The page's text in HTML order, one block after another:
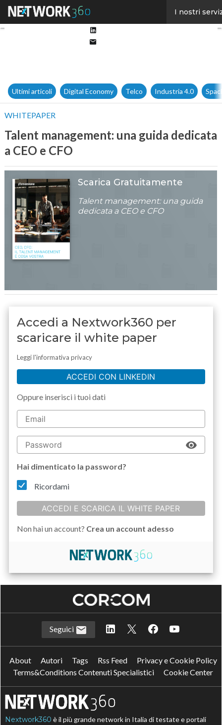
I nostri
Ultimi articoli Digital Economy Telco Industria 4.0
WHITEPAPER
Talent management: una guida dedicata
a CEO e CFO
Scarica Gratuitamente
Talent management: una guida
dedicata a CEO e CFO
Accedi a Nextwork360 per
scaricare il white paper
Leggi l'informativa privacy
ACCEDI CON LINKEDIN
Oppure inserisci i tuoi dati
Hai dimenticato la password?
Ricordami
ACCEDI E SCARICA IL WHITE PAPER
Non hai un account? Crea un account adesso
Seguici
About Autori Tags Rss Feed
Privacy e Cookie Policy
Terms&Conditions Contenuti Specialistici
Cookie Center
Nextwork360 è il più grande network in Italia di testate e portali